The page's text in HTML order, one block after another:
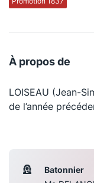
À propos de
LOISEAU (Jean-
de l’année
Batonnier
La défense pénale
Le Concours de la